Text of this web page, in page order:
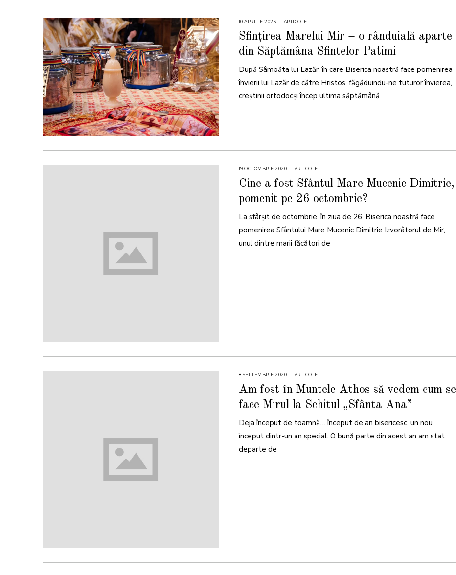
10 APRILIE 2023
A
P
I
L
E
2
ARTICOLE
Sfințirea Marelui Mir – o rânduială aparte
din Săptămâna Sfintelor Patimi
După Sâmbăta lui Lazăr, în care Biserica noastră face pomenirea
învierii lui Lazăr de către Hristos, făgăduindu-ne tuturor învierea,
creștinii ortodocși încep ultima săptămână
19 OCTOMBRIE 2020
O
C
O
M
R
2
2
ARTICOLE
Cine a fost Sfântul Mare Mucenic Dimitrie,
pomenit pe 26 octombrie?
La sfârșit de octombrie, în ziua de 26, Biserica noastră face
pomenirea Sfântului Mare Mucenic Dimitrie Izvorâtorul de Mir,
unul dintre marii făcători de
8 SEPTEMBRIE 2020 ARTICOLE
Am fost în Muntele Athos să vedem cum se
face Mirul la Schitul „Sfânta Ana”
Deja început de toamnă… început de an bisericesc, un nou
început dintr-un an special. O bună parte din acest an am stat
departe de